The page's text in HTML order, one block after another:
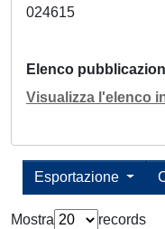
024615
Elenco
Visualizza l'elenco
Esportazione
Mostra
records